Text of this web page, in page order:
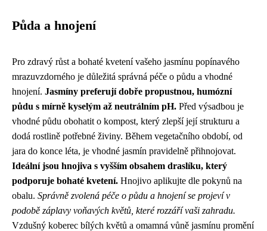
Půda a hnojení
Pro zdravý růst a bohaté kvetení vašeho jasmínu popínavého
mrazuvzdorného je důležitá správná péče o půdu a vhodné
hnojení. Jasmíny preferují dobře propustnou, humózní
půdu s mírně kyselým až neutrálním pH. Před výsadbou je
vhodné půdu obohatit o kompost, který zlepší její strukturu a
dodá rostlině potřebné živiny. Během vegetačního období, od
jara do konce léta, je vhodné jasmín pravidelně přihnojovat.
Ideální jsou hnojiva s vyšším obsahem draslíku, který
podporuje bohaté kvetení. Hnojivo aplikujte dle pokynů na
obalu. Správně zvolená péče o půdu a hnojení se projeví v
podobě záplavy voňavých květů, které rozzáří vaši zahradu.
Vzdušný koberec bílých květů a omamná vůně jasmínu promění